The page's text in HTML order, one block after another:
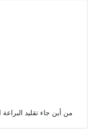
من أين جاء تقليد البراعة